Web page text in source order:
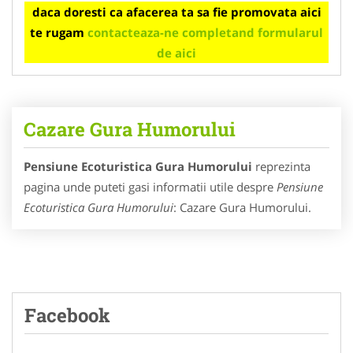
daca doresti ca afacerea ta sa fie promovata aici
te rugam contacteaza-ne completand formularul
de aici
Cazare Gura Humorului
Pensiune Ecoturistica Gura Humorului reprezinta
pagina unde puteti gasi informatii utile despre Pensiune
Ecoturistica Gura Humorului: Cazare Gura Humorului.
Facebook